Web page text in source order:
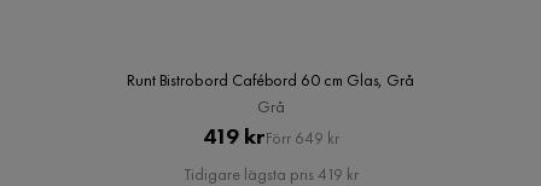
Runt Bistrobord Cafébord 60 cm Glas, Grå
Grå
Pris
419 krOriginal
Pris
Förr 649 kr
Tidigare lägsta pris 419 kr